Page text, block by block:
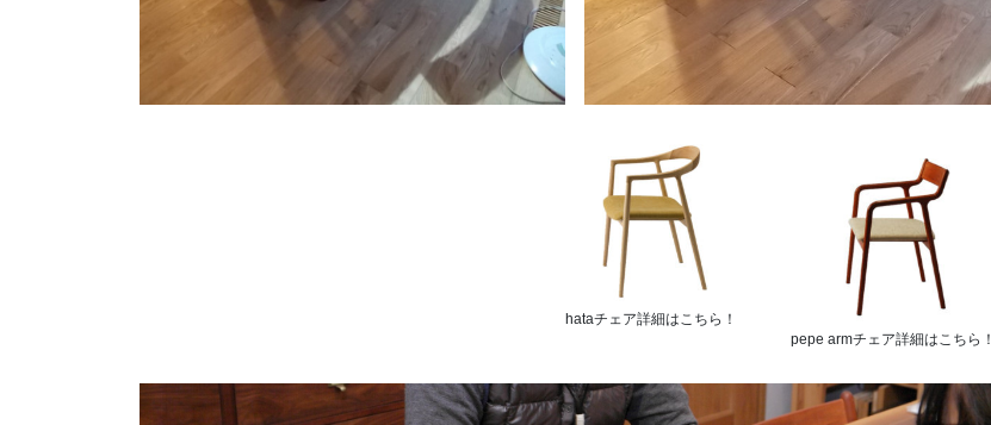
pepe armチェア詳細はこちら！
hataチェア詳細はこちら！